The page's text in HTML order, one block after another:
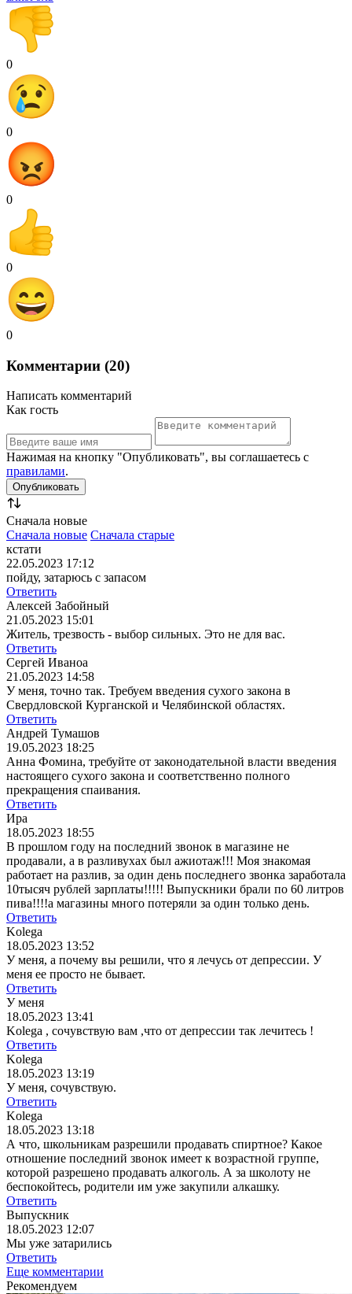
0
0
0
0
0
Комментарии (20)
Написать комментарий
Как гость
Нажимая на кнопку "Опубликовать", вы соглашаетесь с
правилами.
Сначала новые
Сначала новые Сначала старые
кстати
22.05.2023 17:12
пойду, затарюсь с запасом
Ответить
Алексей Забойный
21.05.2023 15:01
Житель, трезвость - выбор сильных. Это не для вас.
Ответить
Сергей Иваноа
21.05.2023 14:58
У меня, точно так. Требуем введения сухого закона в
Свердловской Курганской и Челябинской областях.
Ответить
Андрей Тумашов
19.05.2023 18:25
Анна Фомина, требуйте от законодательной власти введения
настоящего сухого закона и соответственно полного
прекращения спаивания.
Ответить
Ира
18.05.2023 18:55
В прошлом году на последний звонок в магазине не
продавали, а в разливухах был ажиотаж!!! Моя знакомая
работает на разлив, за один день последнего звонка заработала
10тысяч рублей зарплаты!!!!! Выпускники брали по 60 литров
пива!!!!а магазины много потеряли за один только день.
Ответить
Kolega
18.05.2023 13:52
У меня, а почему вы решили, что я лечусь от депрессии. У
меня ее просто не бывает.
Ответить
У меня
18.05.2023 13:41
Kolega , сочувствую вам ,что от депрессии так лечитесь !
Ответить
Kolega
18.05.2023 13:19
У меня, сочувствую.
Ответить
Kolega
18.05.2023 13:18
А что, школьникам разрешили продавать спиртное? Какое
отношение последний звонок имеет к возрастной группе,
которой разрешено продавать алкоголь. А за школоту не
беспокойтесь, родители им уже закупили алкашку.
Ответить
Выпускник
18.05.2023 12:07
Мы уже затарились
Ответить
Еще комментарии
Рекомендуем